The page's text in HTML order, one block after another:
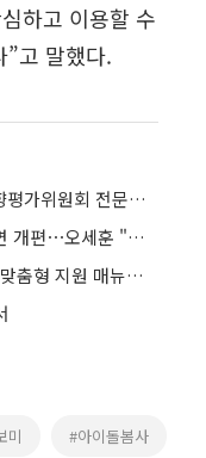
하고 이용할 수
고 말했다.
AI 시대 대응 나선 성평등부…성별영향평가위원회 전문성 강화
서울시, 1조8796억 투입 아이돌봄 전면 개편⋯오세훈 "선심성 정책 아니야"
복지 사각지대 ‘경계선 지능 청소년’…맞춤형 지원 매뉴얼 마련
미 #아이돌봄사